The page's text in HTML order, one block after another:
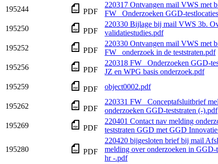
195244
PDF
220317 Ontvangen mail VWS met
FW_ Onderzoeken GGD-
195250
PDF
220330 Bijlage bij mail VWS 3b.
validatiestudies.pdf
195252
PDF
220330 Ontvangen mail VWS met
FW_ onderzoek in de teststraten.pdf
195256
PDF
220318 FW_ Onderzoeken GGD-
JZ en WPG basis onderzoek.pdf
195259
PDF object0002.pdf
195262 PDF
220331 FW_ Conceptafsluitbrief
onderzoeken GGD-teststraten (-).pdf
195269
PDF
220401 Contact nav melding
teststraten GGD met GGD
195280 PDF
220420 bijgesloten brief bij mail
melding over onderzoeken in GGD-
hr -.pdf